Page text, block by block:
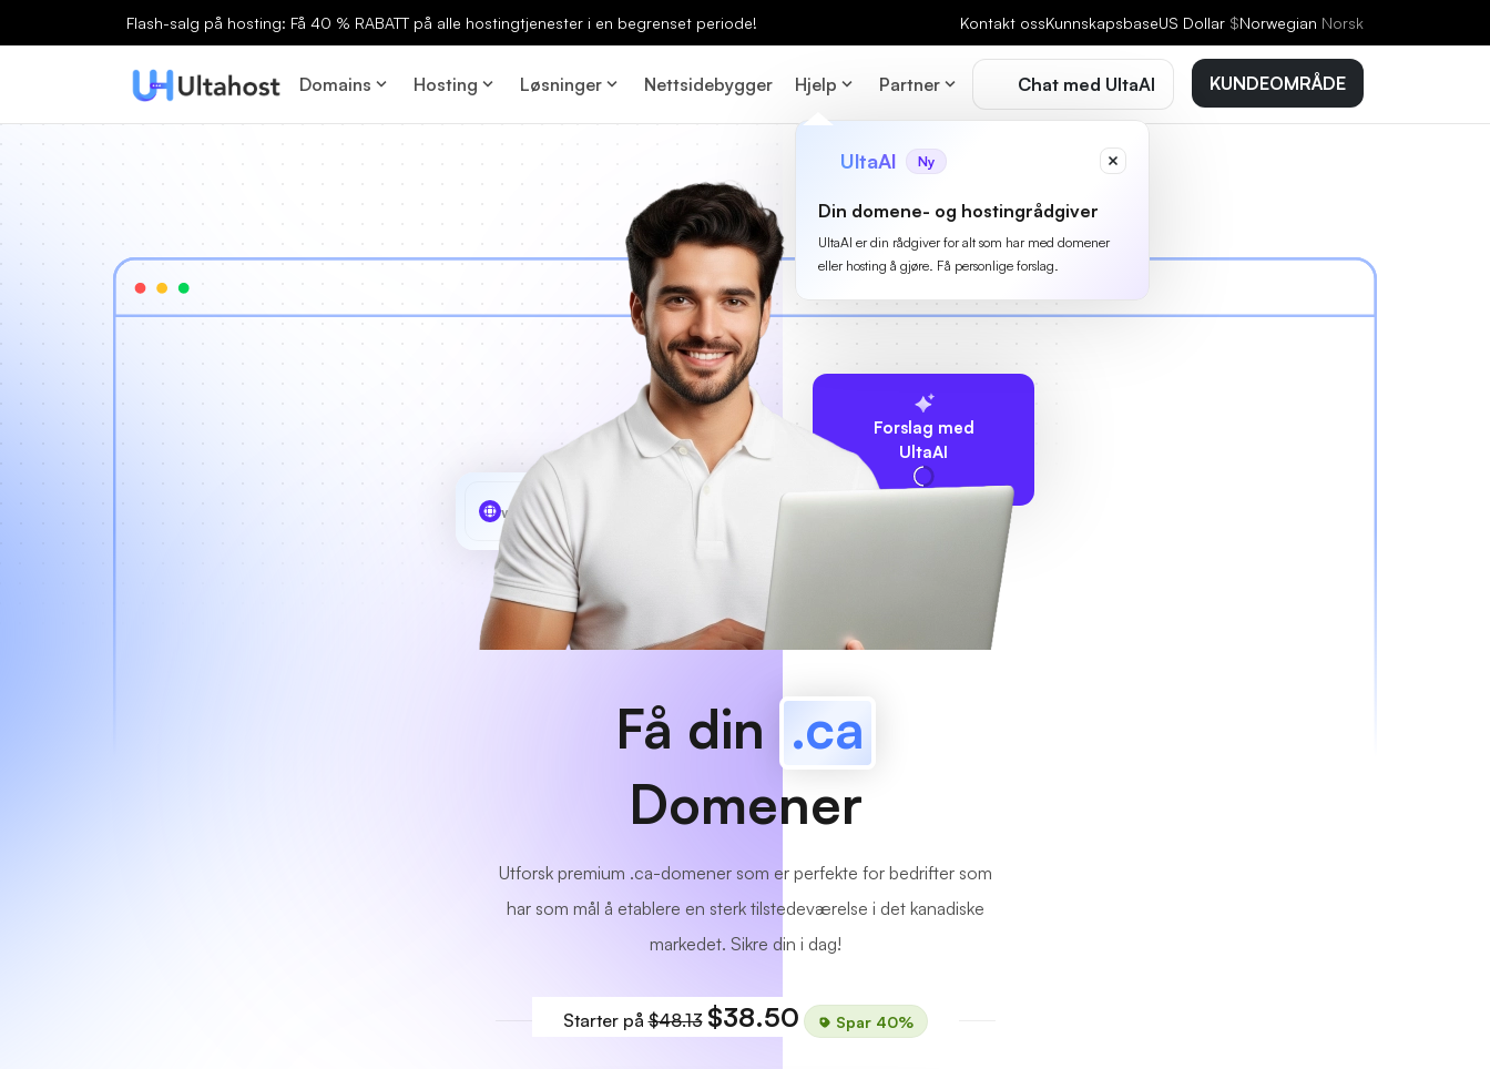
Flash-salg på hosting: Få 40 % RABATT på alle hostingtjenester i en begrenset periode! Kontakt ossKunnskapsbaseUS Dollar $Norwegian Norsk
Domains Hosting Løsninger Nettsidebygger Hjelp Partner Chat med UltaAI
UltaAI Ny
Din domene- og hostingrådgiver
UltaAI er din rådgiver for alt som har med domener
eller hosting å gjøre. Få personlige forslag.
KUNDEOMRÅDE
Forslag med
UltaAI
www MyCafe
Få din .ca
Domener
Utforsk premium .ca-domener som er perfekte for bedrifter som
har som mål å etablere en sterk tilstedeværelse i det kanadiske
markedet. Sikre din i dag!
Starter på$48.13 $38.50 Spar 40%